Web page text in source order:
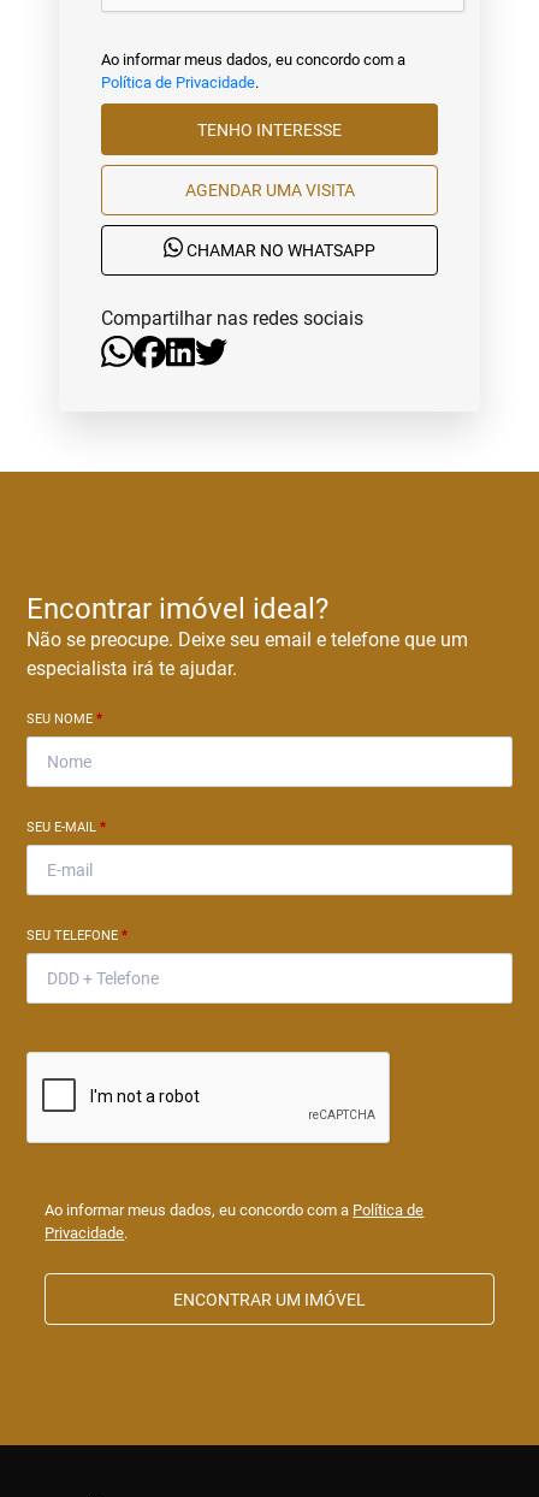
Ao informar meus dados, eu concordo com a
Política de Privacidade.
TENHO INTERESSE
AGENDAR UMA VISITA
CHAMAR NO WHATSAPP
Compartilhar nas redes sociais
Encontrar imóvel ideal?
Não se preocupe. Deixe seu email e telefone que um
especialista irá te ajudar.
SEU NOME*
SEU E-MAIL*
SEU TELEFONE*
Ao informar meus dados, eu concordo com a Política de
Privacidade.
ENCONTRAR UM IMÓVEL